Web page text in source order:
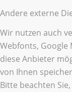
Andere externe
Wir nutzen auch
Webfonts, Google
diese Anbieter
von Ihnen
Bitte beachten